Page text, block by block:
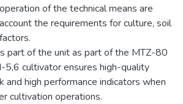
of the technical means are
the requirements for culture, soil
part of the unit as part of the MTZ-80
5,6 cultivator ensures high-quality
and high performance indicators when
cultivation operations.